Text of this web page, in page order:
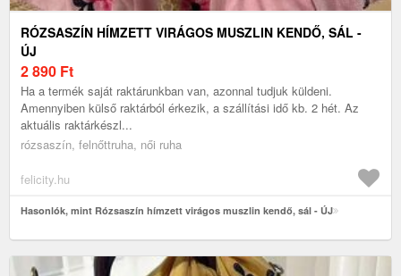
RÓZSASZÍN HÍMZETT VIRÁGOS MUSZLIN KENDŐ, SÁL -
ÚJ
2 890 Ft
Ha a termék saját raktárunkban van, azonnal tudjuk küldeni.
Amennyiben külső raktárból érkezik, a szállítási idő kb. 2 hét. Az
aktuális raktárkészl...
rózsaszín, felnőttruha, női ruha
felicity.hu
Hasonlók, mint Rózsaszín hímzett virágos muszlin kendő, sál - ÚJ